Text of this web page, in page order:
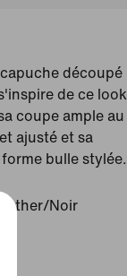
découpé
de ce look
coupe ample au
ajusté et sa
bulle stylée.
Noir